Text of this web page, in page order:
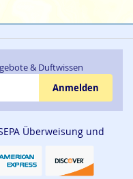
& Duftwissen
Anmelden
Überweisung und